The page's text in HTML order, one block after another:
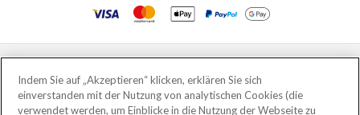
© AttractionTickets.com 2002 - 2026
Eingetragener Firmensitz: 2nd Floor Nucleus House, 2 Lower Mortlake Road,
Richmond, United Kingdom, TW9 2JA.
AttractionTickets.com is a trading name of Attraction Tickets LTD, who are
Indem Sie auf „Akzeptieren“ klicken, erklären Sie sich
einverstanden mit der Nutzung von analytischen Cookies (die
verwendet werden, um Einblicke in die Nutzung der Webseite zu